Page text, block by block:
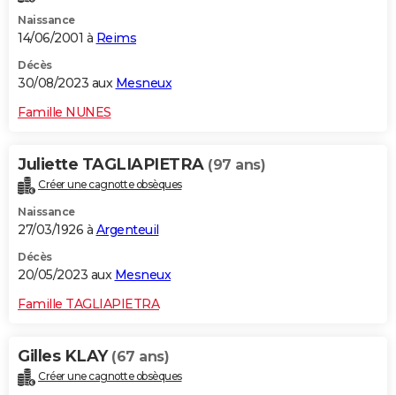
Dictionnaire
Biographies
Citations
Expressions
Proverbes
PROGRAMME TV
S'inscrire
Se connecter
Lycées
Collèges
Primaires
Universités
Entreprises
Service militaire
Avis de recherche
AVIS DE DÉCÈS
FORUM
Bricolage
Lifestyle
Culture
Auto
Television
Voyage
Cinema
Naissance
14/06/2001 à Reims
Décès
30/08/2023 aux Mesneux
Famille NUNES
Juliette TAGLIAPIETRA (97 ans)
Créer une cagnotte obsèques
Naissance
27/03/1926 à Argenteuil
Décès
20/05/2023 aux Mesneux
Famille TAGLIAPIETRA
Gilles KLAY (67 ans)
Créer une cagnotte obsèques